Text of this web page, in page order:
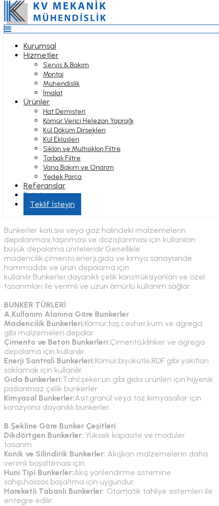
Top
Anasayfa
Kurumsal
Hizmetler
Servis & Bakım
Montaj
Mühendislik
İmalat
Ürünler
Hat Demisteri
Kömür Verici Helezon Yaprağı
Kül Döküm Dirsekleri
Kül Eklüsleri
Siklon ve Multisiklon Filtre
Torbalı Filtre
Vana Bakım ve Onarım
Yedek Parça
Referanslar
İletişim
Hizmet Bölgeleri
Kurumsal
Hizmetler
Servis & Bakım
Montaj
Mühendislik
İmalat
Ürünler
Hat Demisteri
Kömür Verici Helezon Yaprağı
Kül Döküm Dirsekleri
Kül Eklüsleri
Siklon ve Multisiklon Filtre
Torbalı Filtre
Vana Bakım ve Onarım
Yedek Parça
Referanslar
İletişim
Teklif İsteyin
BUNKER İMALATI
Hizmetler
Bunker İmalatı
Bunkerler katı,sıvı veya gaz halindeki malzemelerin
depolanması,taşınması ve dozajlanması için kullanılan
büyük depolama üniteleridir.Genellikle
madencilik,çimento,enerji,gıda ve kimya sanayisinde
hammadde ve ürün depolama için
kullanılır.Bunkerler,dayanıklı çelik konstrüksiyonları ve özel
tasarımları ile verimli ve uzun ömürlü kullanım sağlar.
BUNKER TÜRLERİ
A.Kullanım Alanına Göre Bunkerler
Madencilik Bunkerleri:Kömür,taş,cevher,kum ve agrega
gibi malzemeleri depolar.
Çimento ve Beton Bunkerleri:Çimento,klinker ve agrega
depolama için kullanılır.
Enerji Santrali Bunkerleri:Kömür,biyokütle,RDF gibi yakıtları
saklamak için kullanılır.
Gıda Bunkerleri:Tahıl,şeker,un gibi gıda ürünleri için hijyenik
paslanmaz çelik bunkerler.
Kimyasal Bunkerler:Asit,granül veya toz kimyasallar için
korozyona dayanıklı bunkerler.
B.Şekline Göre Bunker Çeşitleri
Dikdörtgen Bunkerler: Yüksek kapasite ve modüler
tasarım.
Konik ve Silindirik Bunkerler: Akışkan malzemelerin daha
verimli boşaltılması için.
Huni Tipi Bunkerler:Akış yönlendirme sistemine
sahip,hassas boşaltma için uygundur.
Hareketli Tabanlı Bunkerler: Otomatik tahliye sistemleri ile
entegre edilir.